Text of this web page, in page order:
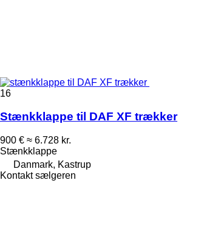
16
Stænkklappe til DAF XF trækker
900 € ≈ 6.728 kr.
Stænkklappe
Danmark, Kastrup
Kontakt sælgeren